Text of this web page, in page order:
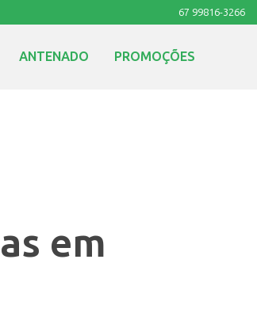
67 99816-3266
ANTENADO PROMOÇÕES
em